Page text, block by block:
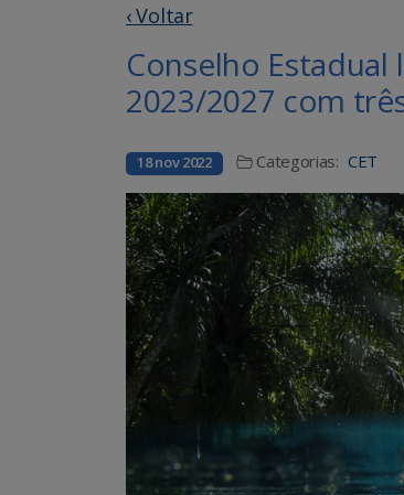
‹ Voltar
Conselho
2023/2027 com
18 nov 2022 Categorias: CET